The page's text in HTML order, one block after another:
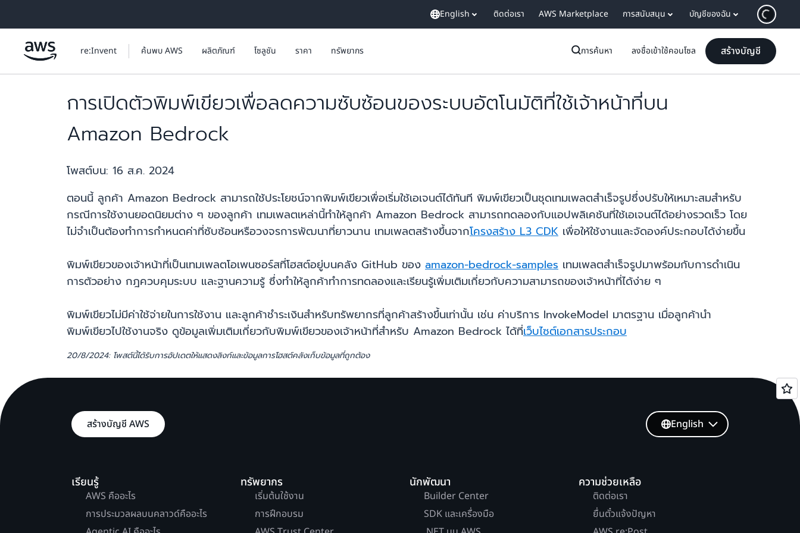
English ติดต่อเรา AWS Marketplace การสนับสนุน บัญชีของฉัน
re:Invent ค้นพบ AWS ผลิตภัณฑ์ โซลูชัน ราคา ทรัพยากร การค้นหา ลงชื่อเข้าใช้คอนโซล สร้างบัญชี
การเปิดตัวพิมพ์เขียวเพื่อลดความซับซ้อนของระบบอัตโนมัติที่ใช้เจ้าหน้าที่บน
Amazon Bedrock
โพสต์บน: 16 ส.ค. 2024
ตอนนี้ ลูกค้า Amazon Bedrock สามารถใช้ประโยชน์จากพิมพ์เขียวเพื่อเริ่มใช้เอเจนต์ได้ทันที พิมพ์เขียวเป็นชุดเทมเพลตสำเร็จรูปซึ่งปรับให้เหมาะสมสำหรับ
กรณีการใช้งานยอดนิยมต่าง ๆ ของลูกค้า เทมเพลตเหล่านี้ทำให้ลูกค้า Amazon Bedrock สามารถทดลองกับแอปพลิเคชันที่ใช้เอเจนต์ได้อย่างรวดเร็ว โดย
ไม่จำเป็นต้องทำการกำหนดค่าที่ซับซ้อนหรือวงจรการพัฒนาที่ยาวนาน เทมเพลตสร้างขึ้นจากโครงสร้าง L3 CDK เพื่อให้ใช้งานและจัดองค์ประกอบได้ง่ายขึ้น
พิมพ์เขียวของเจ้าหน้าที่เป็นเทมเพลตโอเพนซอร์สที่โฮสต์อยู่บนคลัง GitHub ของ amazon-bedrock-samples เทมเพลตสำเร็จรูปมาพร้อมกับการดำเนิน
การตัวอย่าง กฎควบคุมระบบ และฐานความรู้ ซึ่งทำให้ลูกค้าทำการทดลองและเรียนรู้เพิ่มเติมเกี่ยวกับความสามารถของเจ้าหน้าที่ได้ง่าย ๆ
พิมพ์เขียวไม่มีค่าใช้จ่ายในการใช้งาน และลูกค้าชำระเงินสำหรับทรัพยากรที่ลูกค้าสร้างขึ้นเท่านั้น เช่น ค่าบริการ InvokeModel มาตรฐาน เมื่อลูกค้านำ
พิมพ์เขียวไปใช้งานจริง ดูข้อมูลเพิ่มเติมเกี่ยวกับพิมพ์เขียวของเจ้าหน้าที่สำหรับ Amazon Bedrock ได้ที่เว็บไซต์เอกสารประกอบ
20/8/2024: โพสต์นี้ได้รับการอัปเดตให้แสดงลิงก์และข้อมูลการโฮสต์คลังเก็บข้อมูลที่ถูกต้อง
สร้างบัญชี AWS
เรียนรู้
AWS คืออะไร
การประมวลผลบนคลาวด์คืออะไร
ทรัพยากร
เริ่มต้นใช้งาน
การฝึกอบรม
นักพัฒนา
Builder Center
SDK และเครื่องมือ
ความช่วยเหลือ
ติดต่อเรา
ยื่นตั๋วแจ้งปัญหา
English